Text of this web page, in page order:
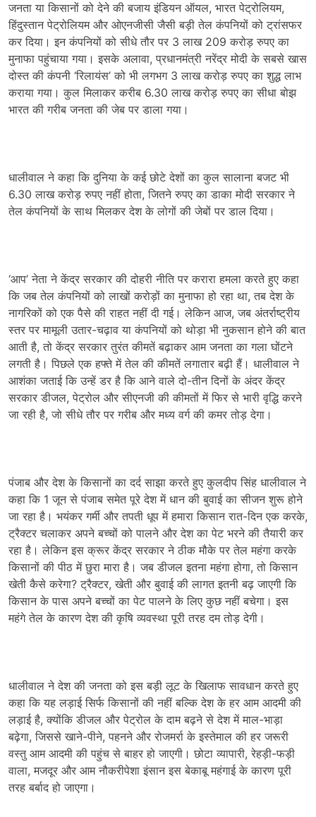
जनता या किसानों को देने की बजाय इंडियन ऑयल, भारत पेट्रोलियम,
हिंदुस्तान पेट्रोलियम और ओएनजीसी जैसी बड़ी तेल कंपनियों को ट्रांसफर
कर दिया। इन कंपनियों को सीधे तौर पर 3 लाख 209 करोड़ रुपए का
मुनाफा पहुंचाया गया। इसके अलावा, प्रधानमंत्री नरेंद्र मोदी के सबसे खास
दोस्त की कंपनी ‘रिलायंस’ को भी लगभग 3 लाख करोड़ रुपए का शुद्ध लाभ
कराया गया। कुल मिलाकर करीब 6.30 लाख करोड़ रुपए का सीधा बोझ
भारत की गरीब जनता की जेब पर डाला गया।
धालीवाल ने कहा कि दुनिया के कई छोटे देशों का कुल सालाना बजट भी
6.30 लाख करोड़ रुपए नहीं होता, जितने रुपए का डाका मोदी सरकार ने
तेल कंपनियों के साथ मिलकर देश के लोगों की जेबों पर डाल दिया।
‘आप’ नेता ने केंद्र सरकार की दोहरी नीति पर करारा हमला करते हुए कहा
कि जब तेल कंपनियों को लाखों करोड़ों का मुनाफा हो रहा था, तब देश के
नागरिकों को एक पैसे की राहत नहीं दी गई। लेकिन आज, जब अंतर्राष्ट्रीय
स्तर पर मामूली उतार-चढ़ाव या कंपनियों को थोड़ा भी नुकसान होने की बात
आती है, तो केंद्र सरकार तुरंत कीमतें बढ़ाकर आम जनता का गला घोंटने
लगती है। पिछले एक हफ्ते में तेल की कीमतें लगातार बढ़ी हैं। धालीवाल ने
आशंका जताई कि उन्हें डर है कि आने वाले दो-तीन दिनों के अंदर केंद्र
सरकार डीजल, पेट्रोल और सीएनजी की कीमतों में फिर से भारी वृद्धि करने
जा रही है, जो सीधे तौर पर गरीब और मध्य वर्ग की कमर तोड़ देगा।
पंजाब और देश के किसानों का दर्द साझा करते हुए कुलदीप सिंह धालीवाल ने
कहा कि 1 जून से पंजाब समेत पूरे देश में धान की बुवाई का सीजन शुरू होने
जा रहा है। भयंकर गर्मी और तपती धूप में हमारा किसान रात-दिन एक करके,
ट्रैक्टर चलाकर अपने बच्चों को पालने और देश का पेट भरने की तैयारी कर
रहा है। लेकिन इस क्रूर केंद्र सरकार ने ठीक मौके पर तेल महंगा करके
किसानों की पीठ में छुरा मारा है। जब डीजल इतना महंगा होगा, तो किसान
खेती कैसे करेगा? ट्रैक्टर, खेती और बुवाई की लागत इतनी बढ़ जाएगी कि
किसान के पास अपने बच्चों का पेट पालने के लिए कुछ नहीं बचेगा। इस
महंगे तेल के कारण देश की कृषि व्यवस्था पूरी तरह दम तोड़ देगी।
धालीवाल ने देश की जनता को इस बड़ी लूट के खिलाफ सावधान करते हुए
कहा कि यह लड़ाई सिर्फ किसानों की नहीं बल्कि देश के हर आम आदमी की
लड़ाई है, क्योंकि डीजल और पेट्रोल के दाम बढ़ने से देश में माल-भाड़ा
बढ़ेगा, जिससे खाने-पीने, पहनने और रोजमर्रा के इस्तेमाल की हर जरूरी
वस्तु आम आदमी की पहुंच से बाहर हो जाएगी। छोटा व्यापारी, रेहड़ी-फड़ी
वाला, मजदूर और आम नौकरीपेशा इंसान इस बेकाबू महंगाई के कारण पूरी
तरह बर्बाद हो जाएगा।